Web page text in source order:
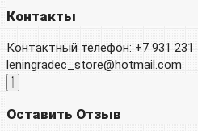
Контакты
Контактный телефон: +7 931 231
leningradec_store@hotmail.com
Оставить Отзыв